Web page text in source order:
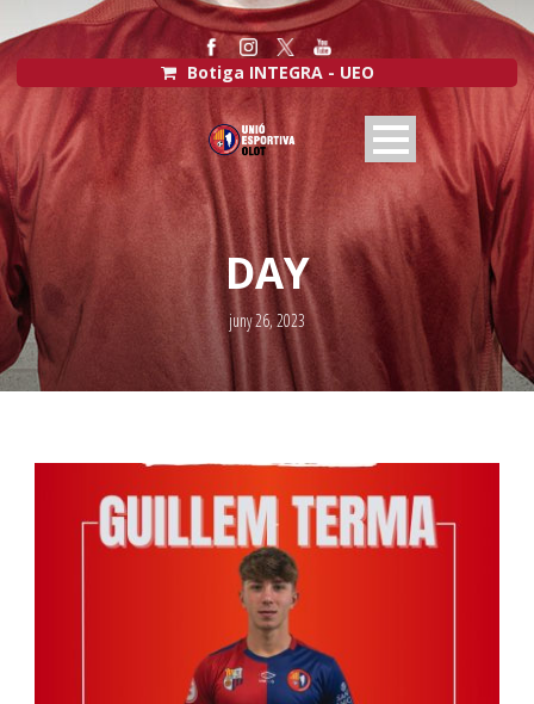
Botiga INTEGRA - UEO
DAY
juny 26, 2023